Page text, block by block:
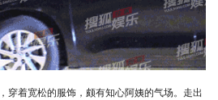
穿着宽松的服饰，颇有知心阿姨的气场。走出